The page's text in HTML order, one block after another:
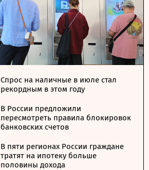
Спрос на наличные в июле стал
рекордным в этом году
В России предложили
пересмотреть правила блокировок
банковских счетов
В пяти регионах России граждане
тратят на ипотеку больше
половины дохода